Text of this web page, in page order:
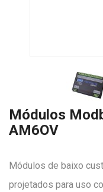
Módulos
AM6OV
Módulos de baixo
projetados para uso